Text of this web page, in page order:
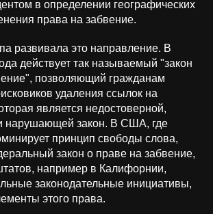
в определении географических
права на забвение.
развивала это направление. В
действует так называемый "закон
позволяющий гражданам
удаления ссылок на
является недостоверной,
нарушающей закон. В США, где
принцип свободы слова,
закон о праве на забвение,
например в Калифорнии,
законодательные инициативы,
этого права.